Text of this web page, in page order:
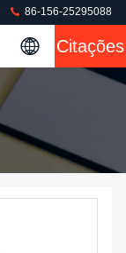
86-156-25295088
Citações